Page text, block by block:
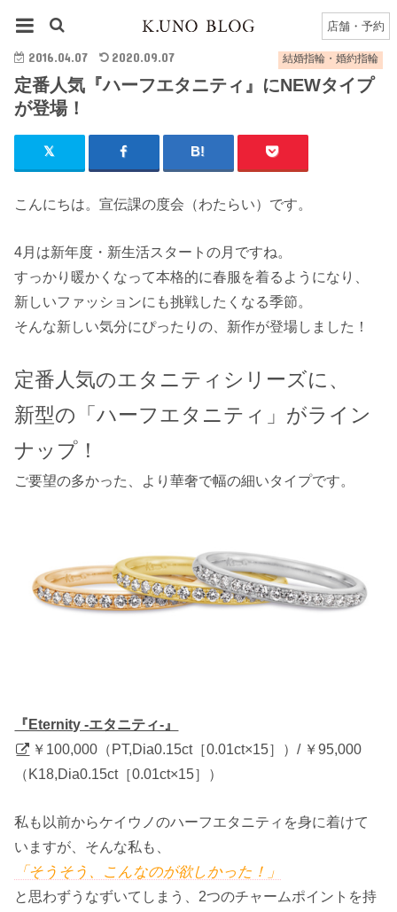
店舗・予約
定番人気『ハーフエタニティ』にNEWタイプが登場！
結婚指輪・婚約指輪
2016.04.07 2020.09.07
定番人気『ハーフエタニティ』にNEWタイプ
が登場！
こんにちは。宣伝課の度会（わたらい）です。
4月は新年度・新生活スタートの月ですね。
すっかり暖かくなって本格的に春服を着るようになり、
新しいファッションにも挑戦したくなる季節。
そんな新しい気分にぴったりの、新作が登場しました！
定番人気のエタニティシリーズに、
新型の「ハーフエタニティ」がライン
ナップ！
ご要望の多かった、より華奢で幅の細いタイプです。
『Eternity -エタニティ-』
￥100,000（PT,Dia0.15ct［0.01ct×15］）/ ￥95,000
（K18,Dia0.15ct［0.01ct×15］）
私も以前からケイウノのハーフエタニティを身に着けて
いますが、そんな私も、
「そうそう、こんなのが欲しかった！」
と思わずうなずいてしまう、2つのチャームポイントを持